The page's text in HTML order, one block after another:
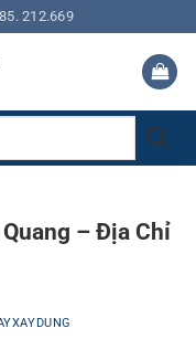
212.669
– Địa Chỉ